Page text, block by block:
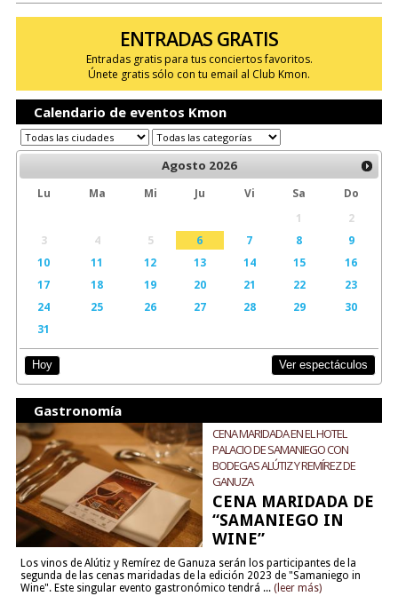
ENTRADAS GRATIS
Entradas gratis para tus conciertos favoritos.
Únete gratis sólo con tu email al Club Kmon.
Calendario de eventos Kmon
Agosto 2026
Lu Ma Mi Ju Vi Sa
Do
1
2
3
4 5 6 7 8
9
10
11 12 13 14 15
16
17
18 19 20 21 22
23
24
25 26 27 28 29
30
31
Hoy Ver espectáculos
Gastronomía
CENA MARIDADA EN EL HOTEL
PALACIO DE SAMANIEGO CON
BODEGAS ALÚTIZ Y REMÍREZ DE
GANUZA
CENA MARIDADA DE
“SAMANIEGO IN
WINE”
Los vinos de Alútiz y Remírez de Ganuza serán los participantes de la
segunda de las cenas maridadas de la edición 2023 de "Samaniego in
Wine". Este singular evento gastronómico tendrá ... (leer más)